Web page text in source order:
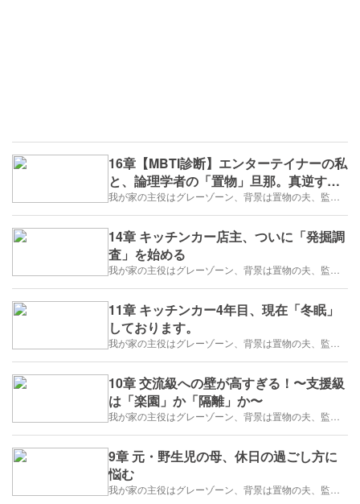
16章【MBTI診断】エンターテイナーの私
と、論理学者の「置物」旦那。真逆すぎ
る二人が導き出した「最強の相性」説。
14章 キッチンカー店主、ついに「発掘調
査」を始める
11章 キッチンカー4年目、現在「冬眠」
しております。
10章 交流級への壁が高すぎる！〜支援級
は「楽園」か「隔離」か〜
9章 元・野生児の母、休日の過ごし方に
悩む